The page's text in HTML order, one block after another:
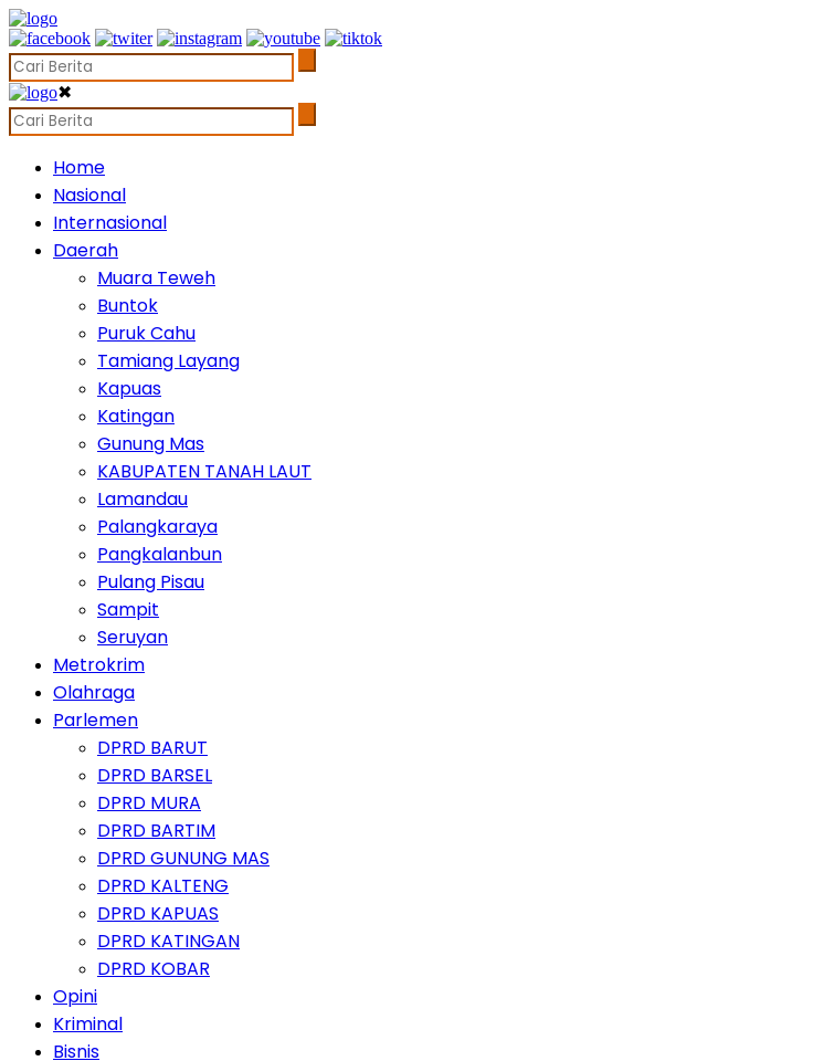
✖
Home
Nasional
Internasional
Daerah
Muara Teweh
Buntok
Puruk Cahu
Tamiang Layang
Kapuas
Katingan
Gunung Mas
KABUPATEN TANAH LAUT
Lamandau
Palangkaraya
Pangkalanbun
Pulang Pisau
Sampit
Seruyan
Metrokrim
Olahraga
Parlemen
DPRD BARUT
DPRD BARSEL
DPRD MURA
DPRD BARTIM
DPRD GUNUNG MAS
DPRD KALTENG
DPRD KAPUAS
DPRD KATINGAN
DPRD KOBAR
Opini
Kriminal
Bisnis